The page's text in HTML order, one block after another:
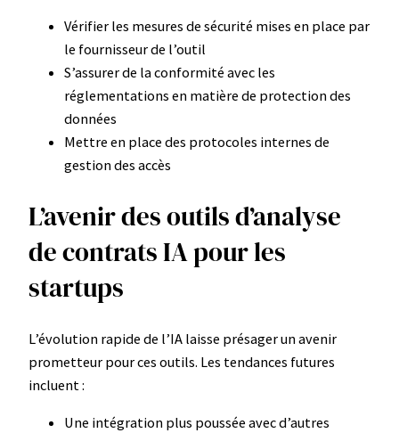
Vérifier les mesures de sécurité mises en place par
le fournisseur de l’outil
S’assurer de la conformité avec les
réglementations en matière de protection des
données
Mettre en place des protocoles internes de
gestion des accès
L’avenir des outils d’analyse
de contrats IA pour les
startups
L’évolution rapide de l’IA laisse présager un avenir
prometteur pour ces outils. Les tendances futures
incluent :
Une intégration plus poussée avec d’autres